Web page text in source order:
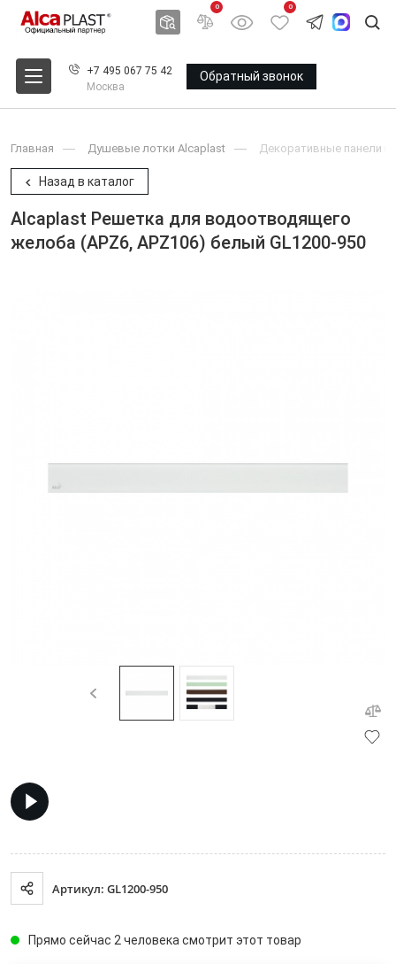
0 0
+7 495 067 75 42
Москва
Обратный звонок
Главная Душевые лотки Alcaplast Декоративные панели и
Назад в каталог
Alcaplast Решетка для водоотводящего
желоба (APZ6, APZ106) белый GL1200-950
Артикул: GL1200-950
Прямо сейчас 2 человека смотрит этот товар